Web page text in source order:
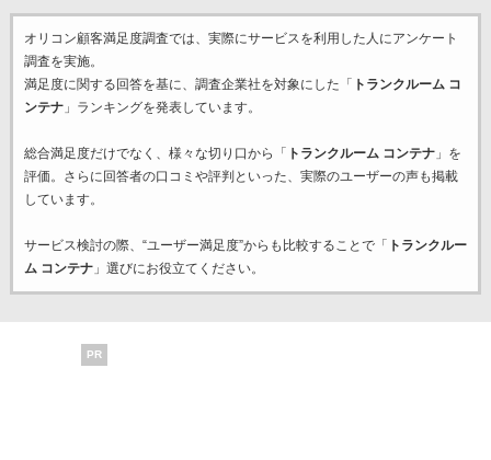
オリコン顧客満足度調査では、実際にサービスを利用した 人にアンケート
調査を実施。
満足度に関する回答を基に、調査企業社を対象にした「
トランクルーム コ
ンテナ」ランキングを発表しています。
総合満足度だけでなく、様々な切り口から「 トランクルーム コンテナ」を
評価。さらに回答者の口コミや評判といった、実際のユーザーの声も掲載
しています。
サービス検討の際、“ユーザー満足度”からも比較することで「
トランクルー
ム コンテナ」選びにお役立てください。
PR